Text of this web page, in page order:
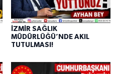
İZMİR SAĞLIK
MÜDÜRLÜĞÜ’NDE AKIL
TUTULMASI!